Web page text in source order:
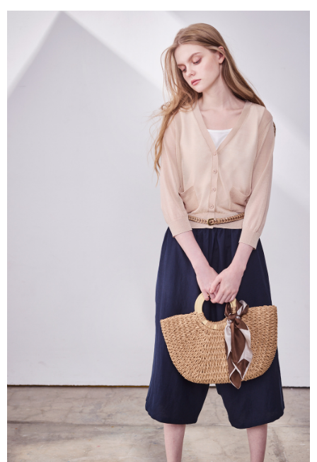
4.訂單成立30分鐘內，如未前往確認交易或遇審核未通過，訂單將自動取
消。如遇「轉專審核」未通過狀況，表示未達大哥付你分期系統評分，恕無
1.分期款項不併入電信帳單，「大哥付你分期」於每月結算日後寄送繳費提
2.透過簡訊連結打開帳單後，可選擇「超商條碼／台灣大直營門市／銀行轉
帳／街口支付／iPASS MONEY」等通路繳費。
1.本服務係由「台灣大哥大股份有限公司」（以下簡稱本公司）所提供，讓
用戶於交易時，得透過本服務購買商品或服務，並由商店將買賣／分期付款
買賣價金債權讓與本公司後，依約使用本公司帳單繳交帳款。
2.基於同意付款使用「大哥付你分期」之契約關係目的，商店將以您的個人
資料（包含姓名、電話或地址）提供予台灣大哥大進項蒐集、處理及利用，
由本公司與您本人進行分期帳單所需資料之確認、核對及更正。
https://oppay.tw/userRule
每筆NT$60，滿NT$1,000(含以上)免運費
每筆NT$60，滿NT$1,000(含以上)免運費
每筆NT$60，滿NT$1,000(含以上)免運費
每筆NT$60，滿NT$1,000(含以上)免運費
每筆NT$80，滿NT$1,000(含以上)免運費